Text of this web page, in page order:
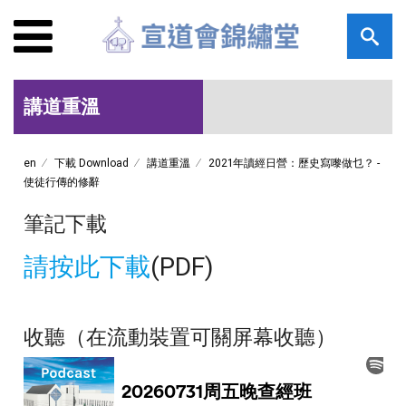
講道重溫
en 下載 Download 講道重溫
2021年讀經日營：歷史寫嚟做乜？ -
使徒行傳的修辭
筆記下載
請按此下載(PDF)
收聽（在流動裝置可關屏幕收聽）